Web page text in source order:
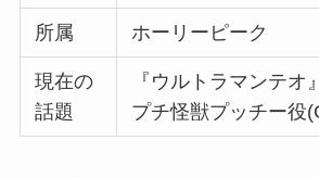
所属 ホーリーピーク
現在の
話題
『ウルトラマンテオ』
プチ怪獣プッチー役